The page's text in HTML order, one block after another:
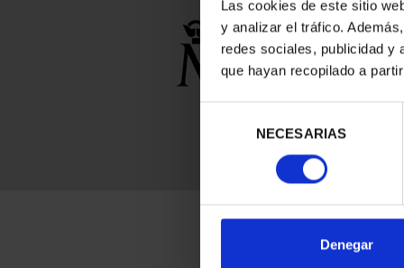
Las cookies de este sitio
y analizar el tráfico.
redes sociales, publicidad y
que hayan recopilado a
consentimiento
NECESARIAS
Denegar